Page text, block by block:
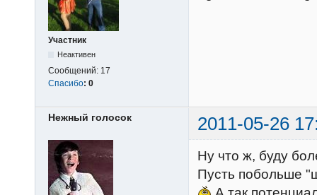
Участник
Неактивен
Сообщений: 17
Спасибо: 0
Нежный голосок 2011-05-26
Ну что ж, буду
Пусть побольше